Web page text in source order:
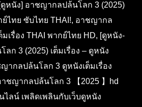
ดูหนัง] อาชญากลปล้นโลก 3 (2025)
ไทย ซับไทย THAI!, อาชญากล
เรื่อง THAI พากย์ไทย HD, [ดูหนัง-
ก 3 (2025) เต็มเรื่อง – ดูหนัง
ากลปล้นโลก 3 ดูหนังเต็มเรื่อง
าชญากลปล้นโลก 3 【2025 】hd
ไลน์ เพลิดเพลินกับเว็บดูหนัง